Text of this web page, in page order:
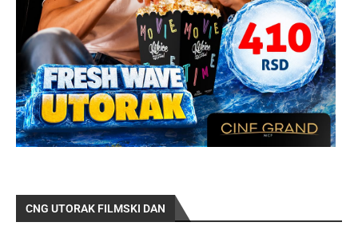
CNG UTORAK FILMSKI DAN